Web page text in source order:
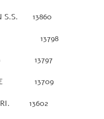
S.S. 13860
13798
13797
13709
13602